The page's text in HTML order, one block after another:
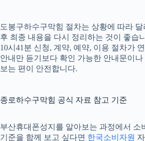
도봉구하수구막힘 절차는 상황에 따라
후 최종 내용을 다시 정리하는 것이 좋습
10시41분 신청, 계약, 예약, 이용 절차가
안내만 듣기보다 확인 가능한 안내문이
보는 편이 안전합니다.
종로하수구막힘 공식 자료 참고 기준
부산휴대폰성지를 알아보는 과정에서 소
기준을 함께 보고 싶다면 한국소비자원